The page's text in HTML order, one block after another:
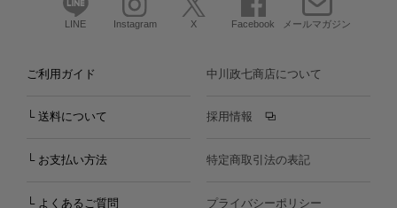
LINE Instagram X Facebook メールマガジン
ご利用ガイド
└ 送料について
└ お支払い方法
└ よくあるご質問
中川政七商店について
採用情報
特定商取引法の表記
プライバシーポリシー